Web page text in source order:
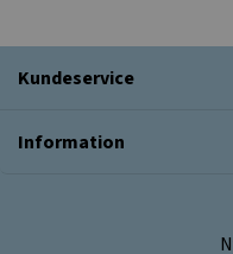
Kundeservice
Information